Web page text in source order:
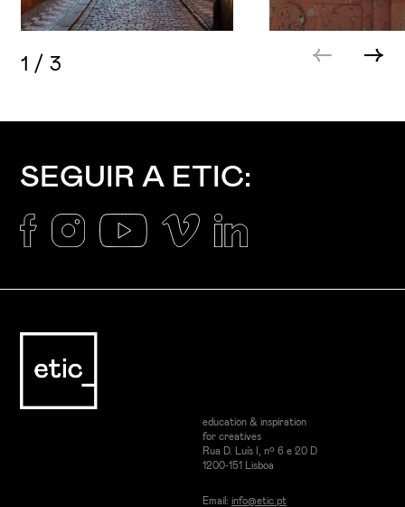
1 /3
SEGUIR A ETIC:
education & inspiration
for creatives
Rua D. Luís I, nº 6 e 20 D
1200-151 Lisboa
Email: info@etic.pt